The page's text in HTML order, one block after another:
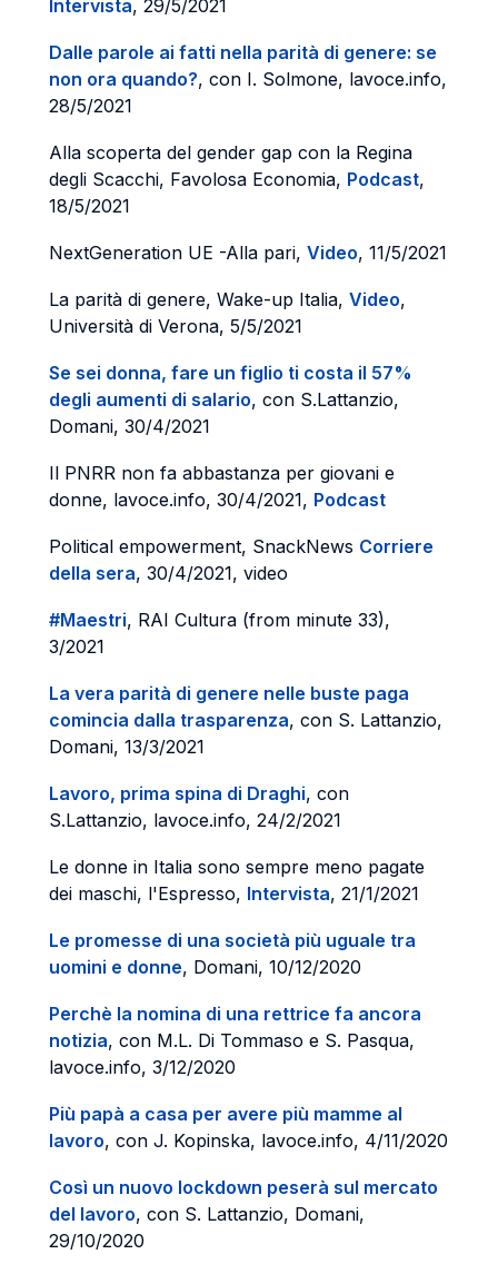
Intervista, 29/5/2021
Dalle parole ai fatti nella parità di genere: se
non ora quando?, con I. Solmone, lavoce.info,
28/5/2021
Alla scoperta del gender gap con la Regina
degli Scacchi, Favolosa Economia, Podcast,
18/5/2021
NextGeneration UE -Alla pari, Video, 11/5/2021
La parità di genere, Wake-up Italia, Video,
Università di Verona, 5/5/2021
Se sei donna, fare un figlio ti costa il 57%
degli aumenti di salario, con S.Lattanzio,
Domani, 30/4/2021
Il PNRR non fa abbastanza per giovani e
donne, lavoce.info, 30/4/2021, Podcast
Political empowerment, SnackNews Corriere
della sera, 30/4/2021, video
#Maestri, RAI Cultura (from minute 33),
3/2021
La vera parità di genere nelle buste paga
comincia dalla trasparenza, con S. Lattanzio,
Domani, 13/3/2021
Lavoro, prima spina di Draghi, con
S.Lattanzio, lavoce.info, 24/2/2021
Le donne in Italia sono sempre meno pagate
dei maschi, l'Espresso, Intervista, 21/1/2021
Le promesse di una società più uguale tra
uomini e donne, Domani, 10/12/2020
Perchè la nomina di una rettrice fa ancora
notizia, con M.L. Di Tommaso e S. Pasqua,
lavoce.info, 3/12/2020
Più papà a casa per avere più mamme al
lavoro, con J. Kopinska, lavoce.info, 4/11/2020
Così un nuovo lockdown peserà sul mercato
del lavoro, con S. Lattanzio, Domani,
29/10/2020